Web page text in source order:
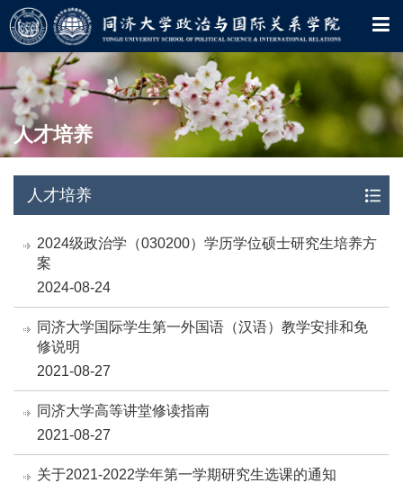
人才培养
人才培养
2024级政治学（030200）学历学位硕士研究生培养方
案
2024-08-24
同济大学国际学生第一外国语（汉语）教学安排和免
修说明
2021-08-27
同济大学高等讲堂修读指南
2021-08-27
关于2021-2022学年第一学期研究生选课的通知